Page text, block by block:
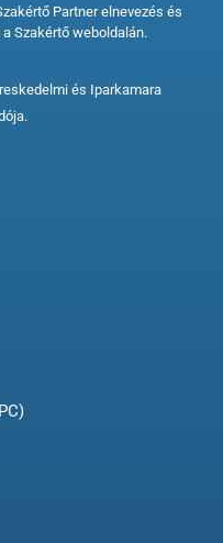
Partner elnevezés és
Szakértő weboldalán.
és Iparkamara